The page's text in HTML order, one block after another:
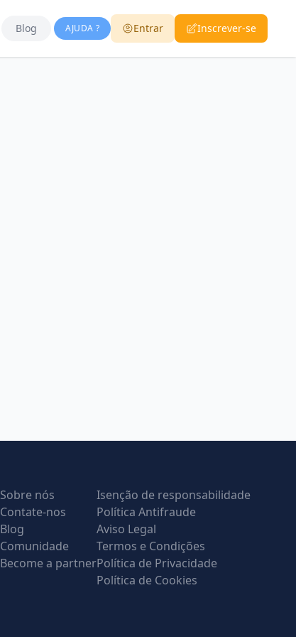
Blog AJUDA ? Entrar Inscrever-se
Sobre nós
Contate-nos
Blog
Comunidade
Become a partner
Isenção de responsabilidade
Política Antifraude
Aviso Legal
Termos e Condições
Política de Privacidade
Política de Cookies